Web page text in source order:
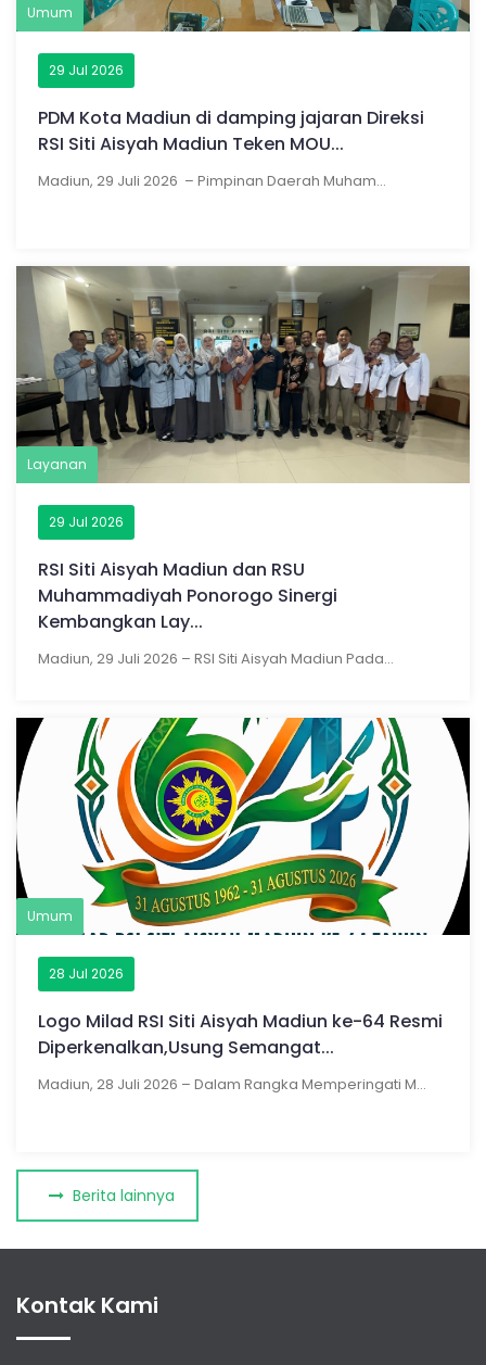
Umum
29 Jul 2026
PDM Kota Madiun di damping jajaran Direksi
RSI Siti Aisyah Madiun Teken MOU...
Madiun, 29 Juli 2026 – Pimpinan Daerah Muham...
Layanan
29 Jul 2026
RSI Siti Aisyah Madiun dan RSU
Muhammadiyah Ponorogo Sinergi
Kembangkan Lay...
Madiun, 29 Juli 2026 – RSI Siti Aisyah Madiun Pada...
Umum
28 Jul 2026
Logo Milad RSI Siti Aisyah Madiun ke-64 Resmi
Diperkenalkan,Usung Semangat...
Madiun, 28 Juli 2026 – Dalam Rangka Memperingati M...
Berita lainnya
Kontak Kami